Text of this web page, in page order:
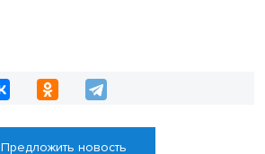
Предложить новость